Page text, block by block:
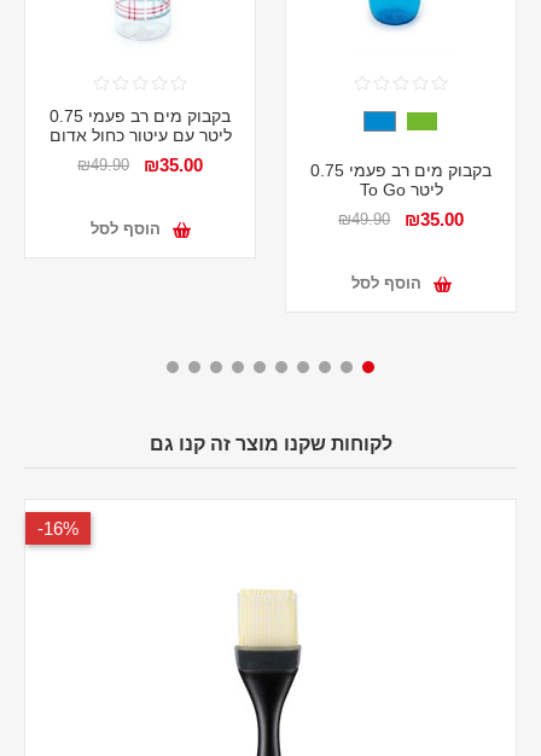
בקבוק מים רב פעמי 0.75
ליטר To Go
₪35.00
₪49.90
הוסף לסל
בקבוק מים רב פעמי 0.75
ליטר עם עיטור כחול אדום
₪35.00
₪49.90
הוסף לסל
לקוחות שקנו מוצר זה קנו גם
16%-